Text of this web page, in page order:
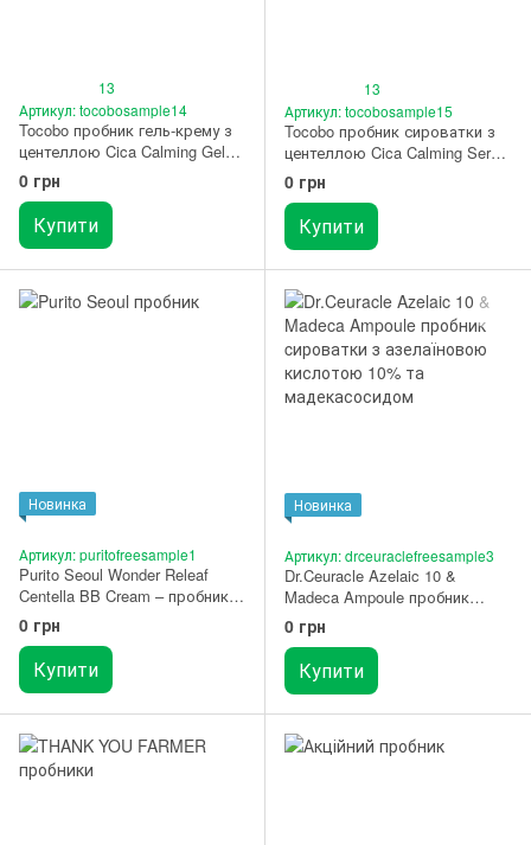
13
Артикул: tocobosample14
Tocobo пробник гель-крему з
центеллою Cica Calming Gel
Cream 1 мл
0 грн
Купити
13
Артикул: tocobosample15
Tocobo пробник сироватки з
центеллою Cica Calming Serum
1.5 мл
0 грн
Купити
Новинка
Артикул: puritofreesample1
Purito Seoul Wonder Releaf
Centella BB Cream – пробник
бб крему 13 Neutral Ivory
0 грн
Купити
Новинка
Артикул: drceuraclefreesample3
Dr.Ceuracle Azelaic 10 &
Madeca Ampoule пробник
cироватки з азелаїновою
кислотою 10% та
мадекасосидом
0 грн
Купити